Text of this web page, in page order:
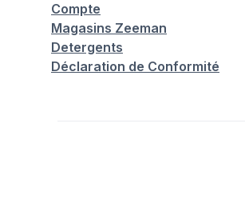
Compte
Magasins Zeeman
Detergents
Déclaration de Conformité